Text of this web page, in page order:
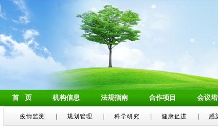
首 页 机构信息 法规指南 合作项目 会议
疫情监测 规划管理 科学研究 健康促进 感